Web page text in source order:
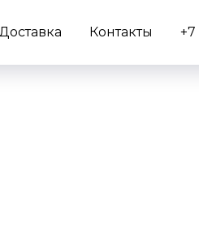
Контакты +7